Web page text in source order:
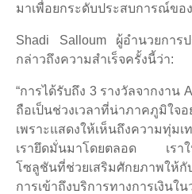
มาเพื่อยกระดับประสบการณ์ของ
Shadi Salloum ผู้อำนวยการ
กล่าวถึงความสำเร็จครั้งนี้ว่า:
“การได้รับถึง 3 รางวัลจากงาน
ถือเป็นช่วงเวลาที่น่าภาคภูมิใจอ
เพราะแสดงให้เห็นถึงความทุ่ม
เรายึดมั่นมาโดยตลอด เรา
โซลูชันที่ช่วยเสริมศักยภาพให้
การเข้าถึงบริการทางการเงินใ